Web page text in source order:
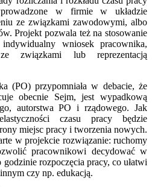
w firmie w układzie
ze związkami zawodowymi, albo
Projekt pozwala też na stosowanie
wniosek pracownika,
związkami lub reprezentacją
(PO) przypomniała w debacie, że
obecnie Sejm, jest wypadkową
autorstwa PO i rządowego. Jak
czasu pracy będzie
miejsc pracy i tworzenia nowych.
w projekcie rozwiązanie: ruchomy
pracownikowi decydować w
rozpoczęcia pracy, co ułatwi
czy np. edukacją.